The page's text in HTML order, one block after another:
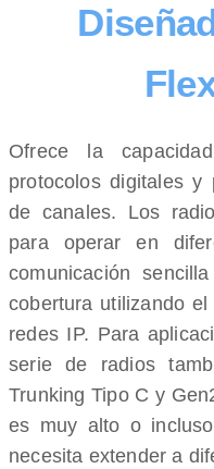
Ofrece la
protocolos digitales y
de canales. Los
para operar en
comunicación
cobertura utilizando
redes IP. Para
serie de radios
Trunking Tipo C y
es muy alto o
necesita extender a